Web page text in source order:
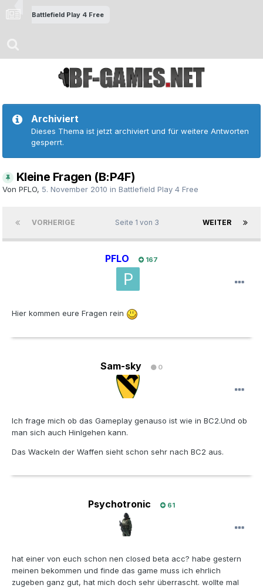
Battlefield Play 4 Free
Archiviert
Dieses Thema ist jetzt archiviert und für weitere Antworten
gesperrt.
Kleine Fragen (B:P4F)
Von PFLO, 5. November 2010 in Battlefield Play 4 Free
VORHERIGE WEITER
Seite 1 von 3
PFLO 167
Hier kommen eure Fragen rein
Sam-sky 0
Ich frage mich ob das Gameplay genauso ist wie in BC2.Und ob
man sich auch Hinlgehen kann.
Das Wackeln der Waffen sieht schon sehr nach BC2 aus.
Psychotronic 61
hat einer von euch schon nen closed beta acc? habe gestern
meinen bekommen und finde das game muss ich ehrlich
zugeben ganz gut, hat mich doch sehr überrascht. wollte mal